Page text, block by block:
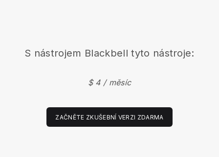
S nástrojem Blackbell tyto nástroje:
$ 4 / měsíc
ZAČNĚTE ZKUŠEBNÍ VERZI ZDARMA